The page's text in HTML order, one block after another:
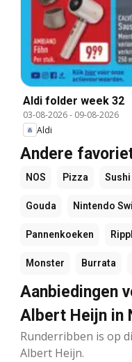
Aldi folder week 32
03-08-2026- 09-08-2026
Aldi
Andere
NOS Pizza Sushi
Gouda Nintendo
Pannenkoeken
Monster Burrata
Aanbiedingen
Albert Heijn in
Runderribben is op
Albert Heijn.